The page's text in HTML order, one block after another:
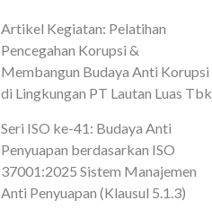
Artikel Kegiatan: Pelatihan
Pencegahan Korupsi &
Membangun Budaya Anti Korupsi
di Lingkungan PT Lautan Luas Tbk
Seri ISO ke-41: Budaya Anti
Penyuapan berdasarkan ISO
37001:2025 Sistem Manajemen
Anti Penyuapan (Klausul 5.1.3)